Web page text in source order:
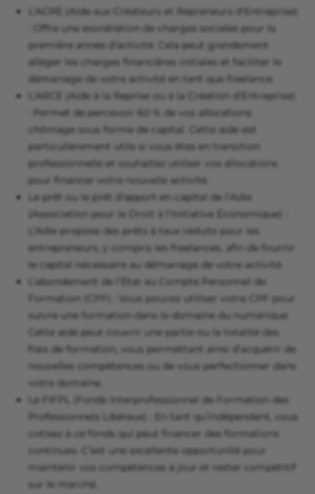
L’ACRE (Aide aux Créateurs et Repreneurs d'Entreprise)
: Offre une exonération de charges sociales pour la
première année d’activité. Cela peut grandement
alléger les charges financières initiales et faciliter le
démarrage de votre activité en tant que freelance.
L’ARCE (Aide à la Reprise ou à la Création d’Entreprise)
: Permet de percevoir 60 % de vos allocations
chômage sous forme de capital. Cette aide est
particulièrement utile si vous êtes en transition
professionnelle et souhaitez utiliser vos allocations
pour financer votre nouvelle activité.
Le prêt ou le prêt d’apport en capital de l’Adie
(Association pour le Droit à l'Initiative Économique) :
L’Adie propose des prêts à taux réduits pour les
entrepreneurs, y compris les freelances, afin de fournir
le capital nécessaire au démarrage de votre activité.
L’abondement de l’État au Compte Personnel de
Formation (CPF) : Vous pouvez utiliser votre CPF pour
suivre une formation dans le domaine du numérique.
Cette aide peut couvrir une partie ou la totalité des
frais de formation, vous permettant ainsi d’acquérir de
nouvelles compétences ou de vous perfectionner dans
votre domaine.
Le FIFPL (Fonds Interprofessionnel de Formation des
Professionnels Libéraux) : En tant qu’indépendant, vous
cotisez à ce fonds qui peut financer des formations
continues. C’est une excellente opportunité pour
maintenir vos compétences à jour et rester compétitif
sur le marché.